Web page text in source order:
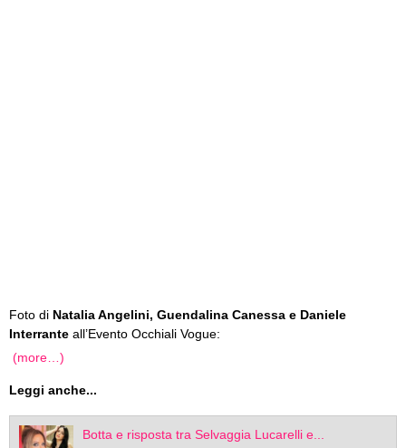
Foto di Natalia Angelini, Guendalina Canessa e Daniele
Interrante all’Evento Occhiali Vogue:
(more…)
Leggi anche...
Botta e risposta tra Selvaggia Lucarelli e...